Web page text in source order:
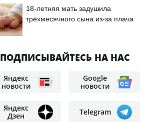
18-летняя мать задушила
трёхмесячного сына из-за плача
ПОДПИСЫВАЙТЕСЬ НА НАС
Яндекс
новости
Google
новости
Яндекс
Дзен
Telegram